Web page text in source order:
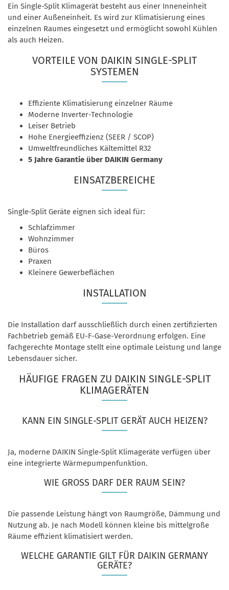
Ein Single-Split Klimagerät besteht aus einer Inneneinheit
und einer Außeneinheit. Es wird zur Klimatisierung eines
einzelnen Raumes eingesetzt und ermöglicht sowohl Kühlen
als auch Heizen.
VORTEILE VON DAIKIN SINGLE-SPLIT
SYSTEMEN
Effiziente Klimatisierung einzelner Räume
Moderne Inverter-Technologie
Leiser Betrieb
Hohe Energieeffizienz (SEER / SCOP)
Umweltfreundliches Kältemittel R32
5 Jahre Garantie über DAIKIN Germany
EINSATZBEREICHE
Single-Split Geräte eignen sich ideal für:
Schlafzimmer
Wohnzimmer
Büros
Praxen
Kleinere Gewerbeflächen
INSTALLATION
Die Installation darf ausschließlich durch einen zertifizierten
Fachbetrieb gemäß EU-F-Gase-Verordnung erfolgen. Eine
fachgerechte Montage stellt eine optimale Leistung und lange
Lebensdauer sicher.
HÄUFIGE FRAGEN ZU DAIKIN SINGLE-SPLIT
KLIMAGERÄTEN
KANN EIN SINGLE-SPLIT GERÄT AUCH HEIZEN?
Ja, moderne DAIKIN Single-Split Klimageräte verfügen über
eine integrierte Wärmepumpenfunktion.
WIE GROSS DARF DER RAUM SEIN?
Die passende Leistung hängt von Raumgröße, Dämmung und
Nutzung ab. Je nach Modell können kleine bis mittelgroße
Räume effizient klimatisiert werden.
WELCHE GARANTIE GILT FÜR DAIKIN GERMANY
GERÄTE?